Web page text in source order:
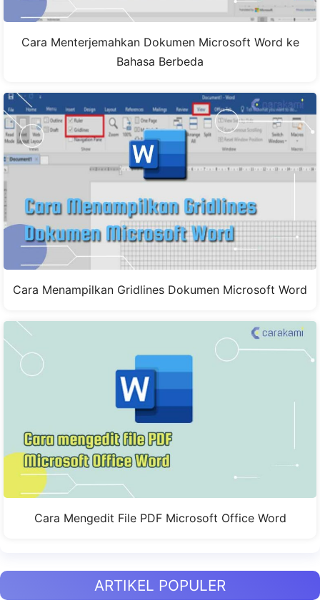
Cara Menterjemahkan Dokumen Microsoft Word ke
Bahasa Berbeda
Cara Menampilkan Gridlines Dokumen Microsoft Word
Cara Mengedit File PDF Microsoft Office Word
ARTIKEL POPULER